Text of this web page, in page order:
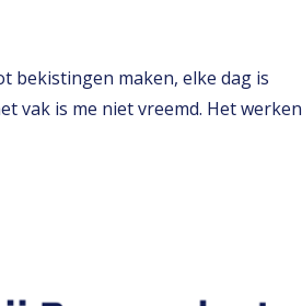
bekistingen maken, elke dag is
vak is me niet vreemd. Het werken